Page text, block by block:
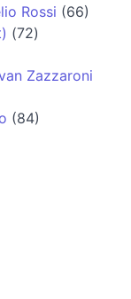
Rossi (66)
(72)
Zazzaroni
(84)